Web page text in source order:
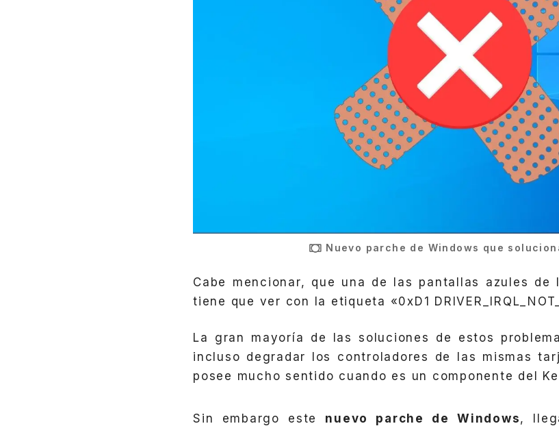
Nuevo parche de Windows que
Cabe mencionar, que una de las pantallas azules de
tiene que ver con la etiqueta «0xD1
La gran mayoría de las soluciones de estos
incluso degradar los controladores de las mismas
posee mucho sentido cuando es un componente del
Sin embargo este nuevo parche de Windows,